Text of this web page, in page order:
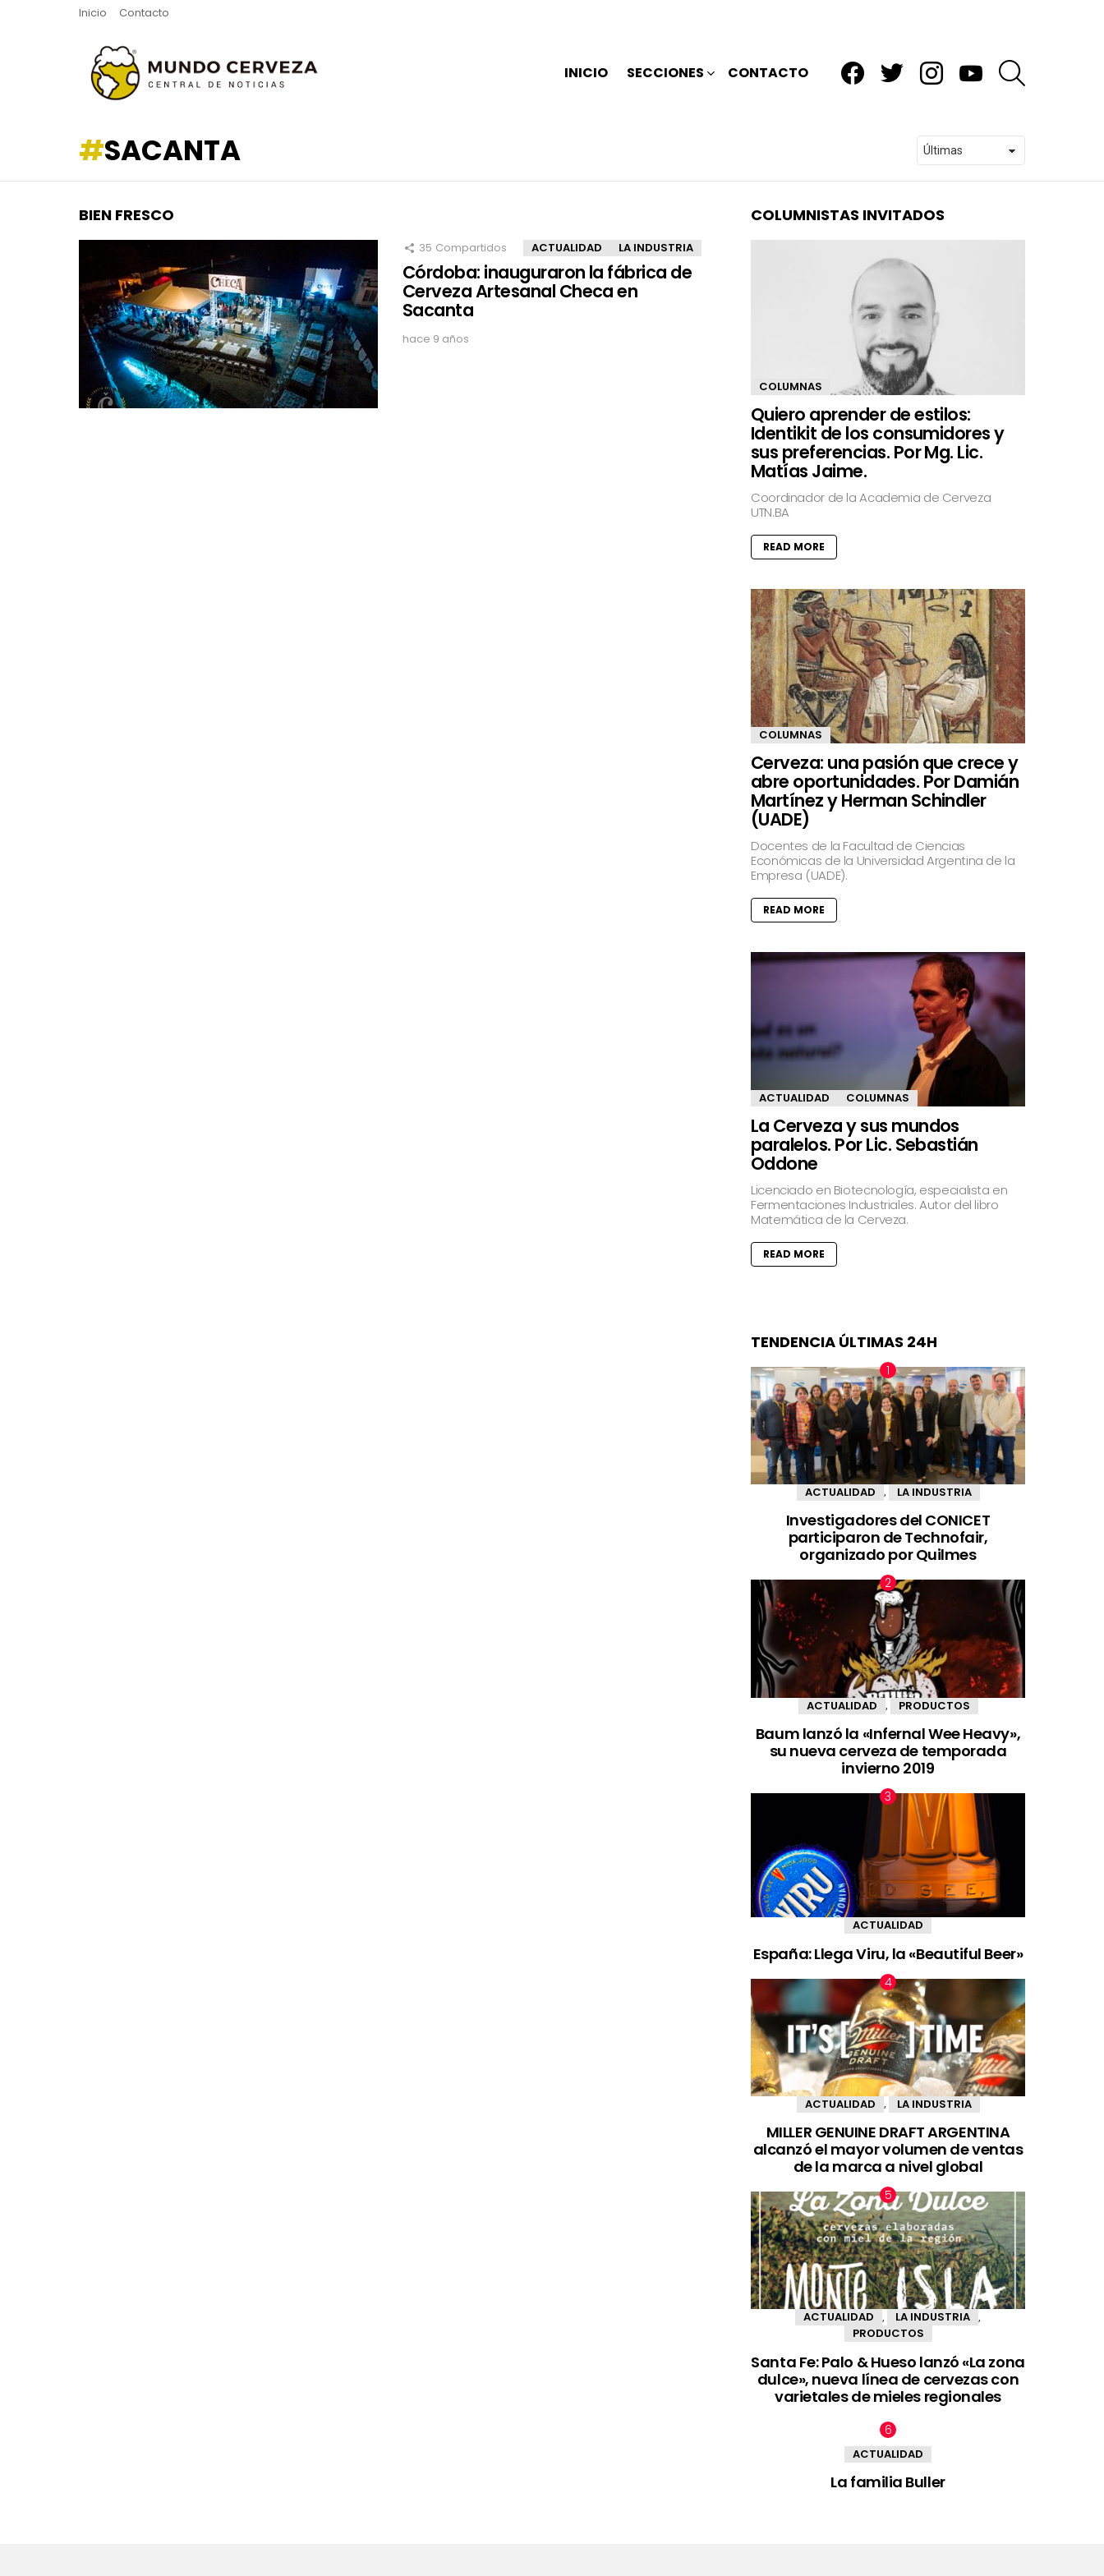
Inicio Contacto
INICIO SECCIONES CONTACTO
SACANTA
BIEN FRESCO
35 Compartidos ACTUALIDAD LA INDUSTRIA
Córdoba: inauguraron la fábrica de
Cerveza Artesanal Checa en
Sacanta
hace 9 años
COLUMNISTAS INVITADOS
COLUMNAS
Quiero aprender de estilos:
Identikit de los consumidores y
sus preferencias. Por Mg. Lic.
Matías Jaime.
Coordinador de la Academia de Cerveza
UTN.BA
READ MORE
COLUMNAS
Cerveza: una pasión que crece y
abre oportunidades. Por Damián
Martínez y Herman Schindler
(UADE)
Docentes de la Facultad de Ciencias
Económicas de la Universidad Argentina de la
Empresa (UADE).
READ MORE
ACTUALIDAD COLUMNAS
La Cerveza y sus mundos
paralelos. Por Lic. Sebastián
Oddone
Licenciado en Biotecnología, especialista en
Fermentaciones Industriales. Autor del libro
Matemática de la Cerveza.
READ MORE
TENDENCIA ÚLTIMAS 24H
ACTUALIDAD , LA INDUSTRIA
Investigadores del CONICET
participaron de Technofair,
organizado por Quilmes
ACTUALIDAD PRODUCTOS
Baum lanzó la «Infernal Wee Heavy»,
su nueva cerveza de temporada
invierno 2019
ACTUALIDAD
España: Llega Viru, la «Beautiful Beer»
ACTUALIDAD , LA INDUSTRIA
MILLER GENUINE DRAFT ARGENTINA
alcanzó el mayor volumen de ventas
de la marca a nivel global
ACTUALIDAD LA INDUSTRIA
PRODUCTOS
Santa Fe: Palo & Hueso lanzó «La zona
dulce», nueva línea de cervezas con
varietales de mieles regionales
ACTUALIDAD
La familia Buller